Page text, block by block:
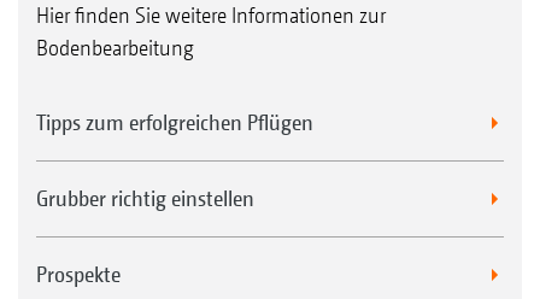
Hier finden Sie weitere Informationen zur
Bodenbearbeitung
Tipps zum erfolgreichen Pflügen
Grubber richtig einstellen
Prospekte